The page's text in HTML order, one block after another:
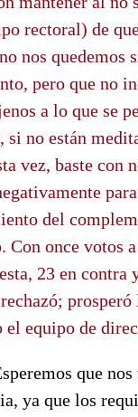
rectoral) de
nos quedemos
pero que no
a lo que se
si no están
vez, baste con
del
Con once votos
23 en contra
prosperó
el equipo de
que
ya que los